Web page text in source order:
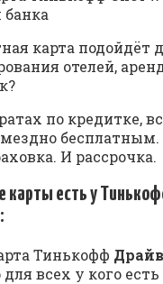
карта подойдёт
отелей,
по кредитке,
бесплатным.
И рассрочка.
карты есть у
Тинькофф
всех у кого есть